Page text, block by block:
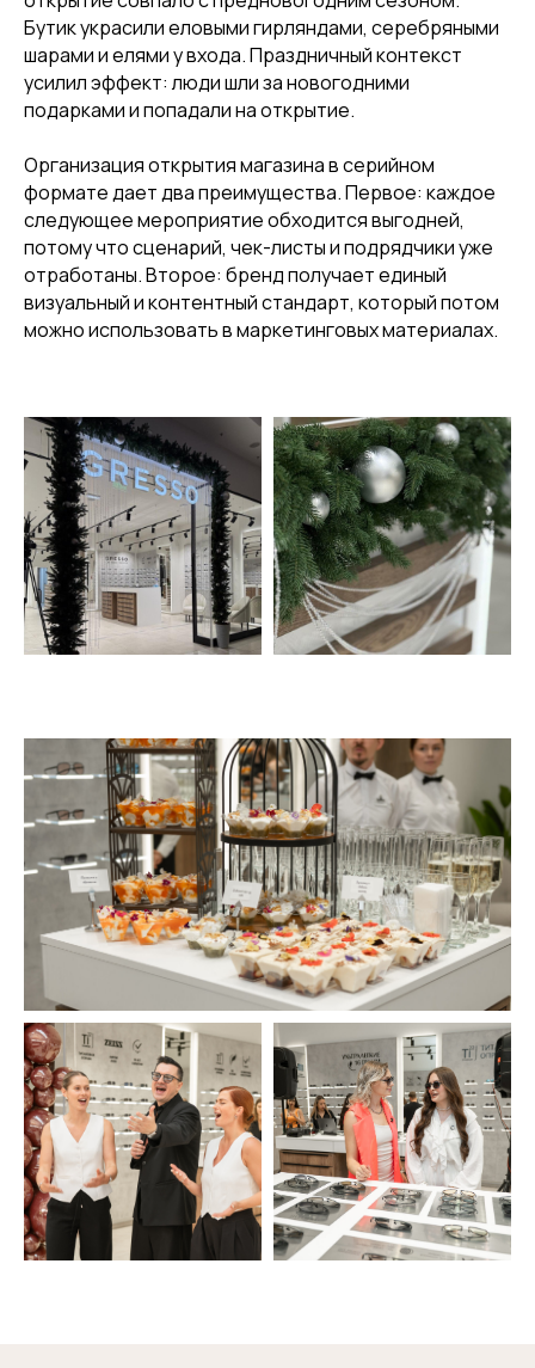
Бутик украсили еловыми гирляндами, серебряными
шарами и елями у входа. Праздничный контекст
усилил эффект: люди шли за новогодними
подарками и попадали на открытие.
Организация открытия магазина в серийном
формате дает два преимущества. Первое: каждое
следующее мероприятие обходится выгодней,
потому что сценарий, чек-листы и подрядчики уже
отработаны. Второе: бренд получает единый
визуальный и контентный стандарт, который потом
можно использовать в маркетинговых материалах.